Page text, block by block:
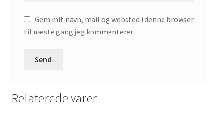
Gem mit navn, mail og websted i denne browser
til næste gang jeg kommenterer.
Relaterede varer